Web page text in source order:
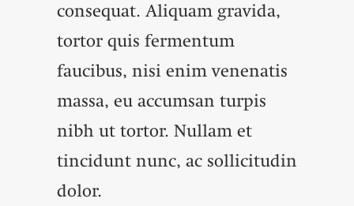
consequat. Aliquam gravida,
tortor quis fermentum
faucibus, nisi enim venenatis
massa, eu accumsan turpis
nibh ut tortor. Nullam et
tincidunt nunc, ac sollicitudin
dolor.